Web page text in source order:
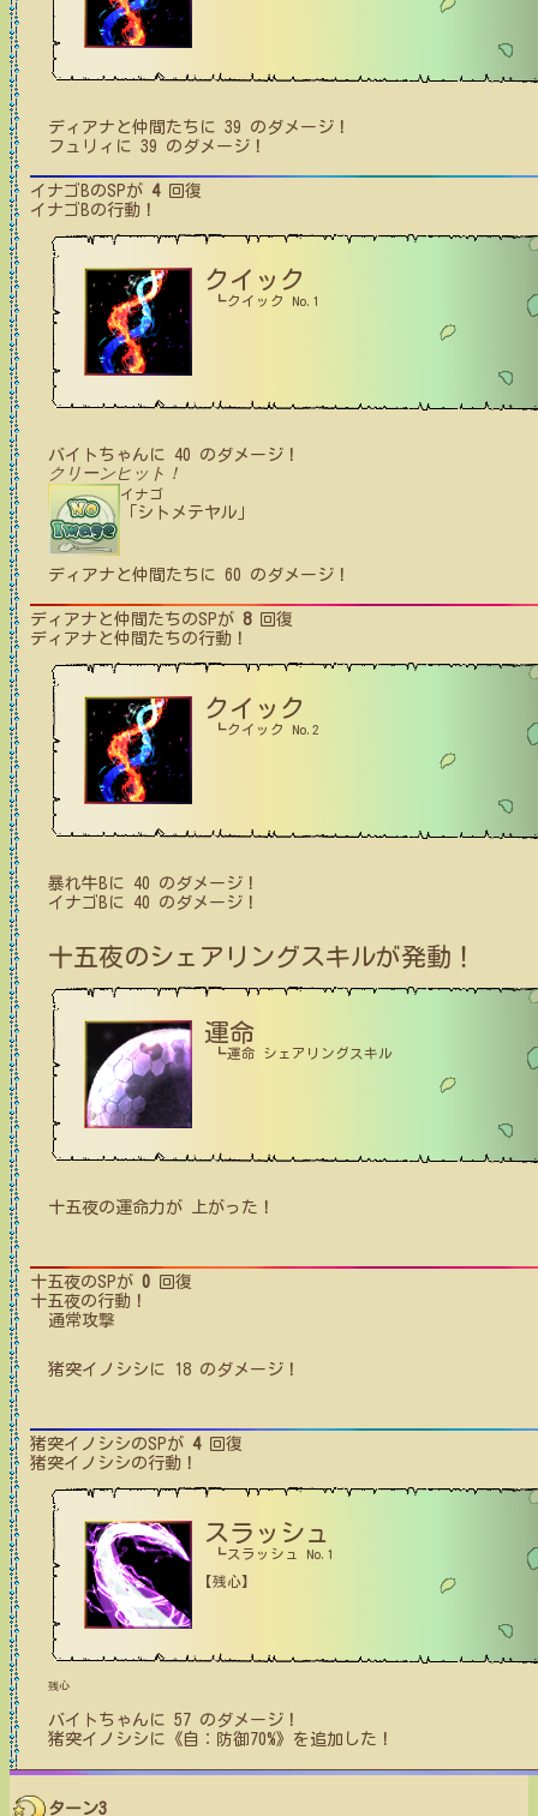
ディアナと仲間たち に 39 のダメージ！
フュリィ に 39 のダメージ！
イナゴBのSPが 4回復
イナゴBの行動！
クイック
┗クイック No.1
バイトちゃん に 40 のダメージ！
クリーンヒット！
イナゴ
「シトメテヤル」
ディアナと仲間たち に 60 のダメージ！
ディアナと仲間たち のSPが 8回復
ディアナと仲間たち の行動！
クイック
┗クイック No.2
暴れ牛B に 40 のダメージ！
イナゴB に 40 のダメージ！
十五夜のシェアリングスキルが発動！
運命
┗運命 シェアリングスキル
十五夜の運命力が 上がった！
十五夜のSPが 0 回復
十五夜の行動！
通常攻撃
猪突イノシシ に 18 のダメージ！
猪突イノシシのSPが 4回復
猪突イノシシの行動！
スラッシュ
┗スラッシュ No.1
【残心】
残心
バイトちゃん に 57 のダメージ！
猪突イノシシ に 《自：防御70%》 を追加した！
ターン3